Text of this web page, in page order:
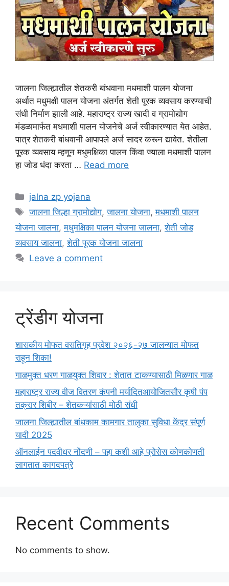
जालना जिल्ह्यातील शेतकरी बांधवाना मधमाशी पालन योजना
अर्थात मधुमक्षी पालन योजना अंतर्गत शेती पूरक व्यवसाय करण्याची
संधी निर्माण झाली आहे. महाराष्ट्र राज्य खादी व ग्रामोद्योग
मंडळामार्फत मधमाशी पालन योजनेचे अर्ज स्वीकारण्यात येत आहेत.
पात्र शेतकरी बांधवानी आपापले अर्ज सादर करून द्यावेत. शेतीला
पूरक व्यवसाय म्हणून मधुमक्षिका पालन किंवा ज्याला मधमाशी पालन
हा जोड धंदा करता … Read more
Categories
jalna zp yojana
Tags
जालना जिल्हा ग्रामोद्योग,जालना योजना,मधमाशी पालन
योजना जालना,मधुमक्षिका पालन योजना जालना,शेती जोड
व्यवसाय जालना,शेती पूरक योजना जालना
Leave a comment
ट्रेंडीग योजना
शासकीय मोफत वसतिगृह प्रवेश २०२६-२७ जालन्यात मोफत
राहून शिका!
गाळमुक्त धरण गाळयुक्त शिवार : शेतात टाकण्यासाठी मिळणार गाळ
महाराष्ट्र राज्य वीज वितरण कंपनी मर्यादितआयोजितसौर कृषी पंप
तक्रार शिबीर – शेतकऱ्यांसाठी मोठी संधी
जालना जिल्ह्यातील बांधकाम कामगार तालुका सुविधा केंद्र संपूर्ण
यादी 2025
ऑनलाईन पदवीधर नोंदणी – पहा कशी आहे प्रोसेस कोणकोणती
लागतात कागदपत्रे
Recent Comments
No comments to show.